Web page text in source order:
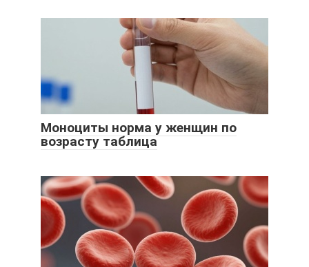
Моноциты норма у женщин по
возрасту таблица